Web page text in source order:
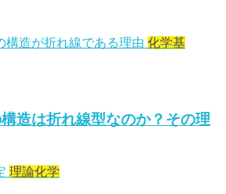
化学基
造は折れ線型なのか？その理
理論化学